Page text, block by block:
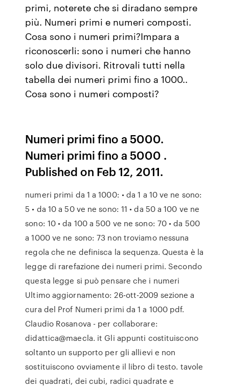
primi, noterete che si diradano sempre
più. Numeri primi e numeri composti.
Cosa sono i numeri primi?Impara a
riconoscerli: sono i numeri che hanno
solo due divisori. Ritrovali tutti nella
tabella dei numeri primi fino a 1000..
Cosa sono i numeri composti?
Numeri primi fino a 5000.
Numeri primi fino a 5000 .
Published on Feb 12, 2011.
numeri primi da 1 a 1000: • da 1 a 10 ve ne sono:
5 • da 10 a 50 ve ne sono: 11 • da 50 a 100 ve ne
sono: 10 • da 100 a 500 ve ne sono: 70 • da 500
a 1000 ve ne sono: 73 non troviamo nessuna
regola che ne definisca la sequenza. Questa è la
legge di rarefazione dei numeri primi. Secondo
questa legge si può pensare che i numeri
Ultimo aggiornamento: 26-ott-2009 sezione a
cura del Prof Numeri primi da 1 a 1000 pdf.
Claudio Rosanova - per collaborare:
didattica@maecla. it Gli appunti costituiscono
soltanto un supporto per gli allievi e non
sostituiscono ovviamente il libro di testo. tavole
dei quadrati, dei cubi, radici quadrate e